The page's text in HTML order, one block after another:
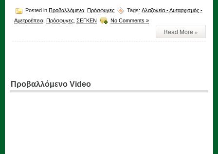
Posted in Προβαλλόμενα Πρόσφυγες Tags: Αλαζονεία - Αυταρχισμός -
Αμετροέπεια Πρόσφυγες ΣΕΓΚΕΝ No Comments »
Read More »
Προβαλλόμενο Video